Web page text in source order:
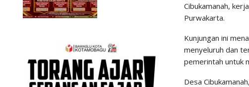
Cibukamanah,
Purwakarta.
Kunjungan ini
menyeluruh dan
pemerintah untuk
Desa